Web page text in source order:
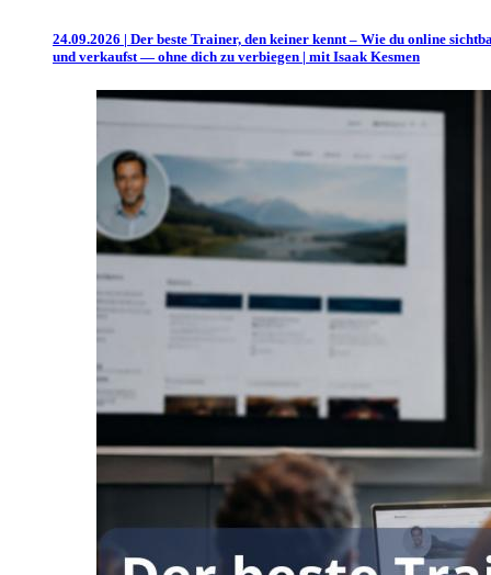
24.09.2026 | Der beste Trainer, den keiner kennt – Wie du online
und verkaufst — ohne dich zu verbiegen | mit Isaak Kesmen